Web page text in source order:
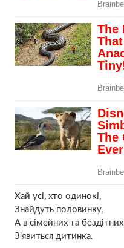
Хай усі, хто одинокі,
Знайдуть половинку,
А в сімейних та бездітних
З’явиться дитинка.